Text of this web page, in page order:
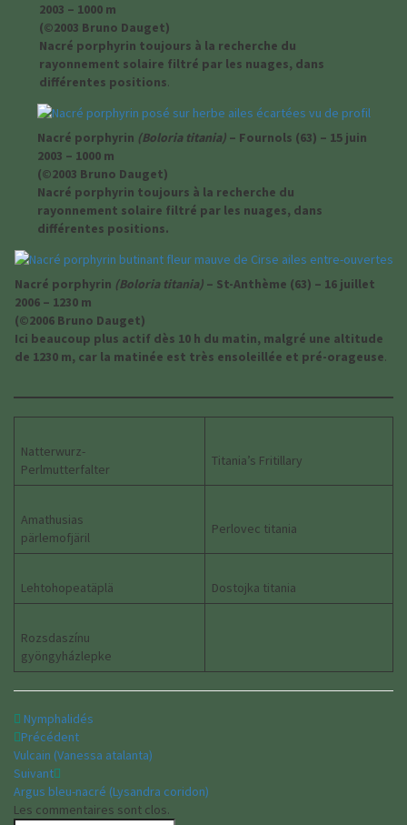
2003 – 1000 m
(©2003 Bruno Dauget)
Nacré porphyrin toujours à la recherche du
rayonnement solaire filtré par les nuages, dans
différentes positions.
Nacré porphyrin (Boloria titania) – Fournols (63) – 15 juin
2003 – 1000 m
(©2003 Bruno Dauget)
Nacré porphyrin toujours à la recherche du
rayonnement solaire filtré par les nuages, dans
différentes positions.
Nacré porphyrin (Boloria titania)– St-Anthème (63) – 16 juillet
2006 – 1230 m
(©2006 Bruno Dauget)
Ici beaucoup plus actif dès 10 h du matin, malgré une altitude
de 1230 m, car la matinée est très ensoleillée et pré-orageuse.
Natterwurz-
Perlmutterfalter
Titania’s Fritillary
Amathusias
pärlemofjäril
Perlovec titania
Lehtohopeatäplä Dostojka titania
Rozsdaszínu
gyöngyházlepke
Nymphalidés
Navigation
d'article
Précédent
Vulcain (Vanessa atalanta)
Suivant
Argus bleu-nacré (Lysandra coridon)
Les commentaires sont clos.